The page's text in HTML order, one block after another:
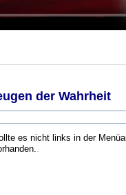
der Wahrheit
es nicht links in der
.